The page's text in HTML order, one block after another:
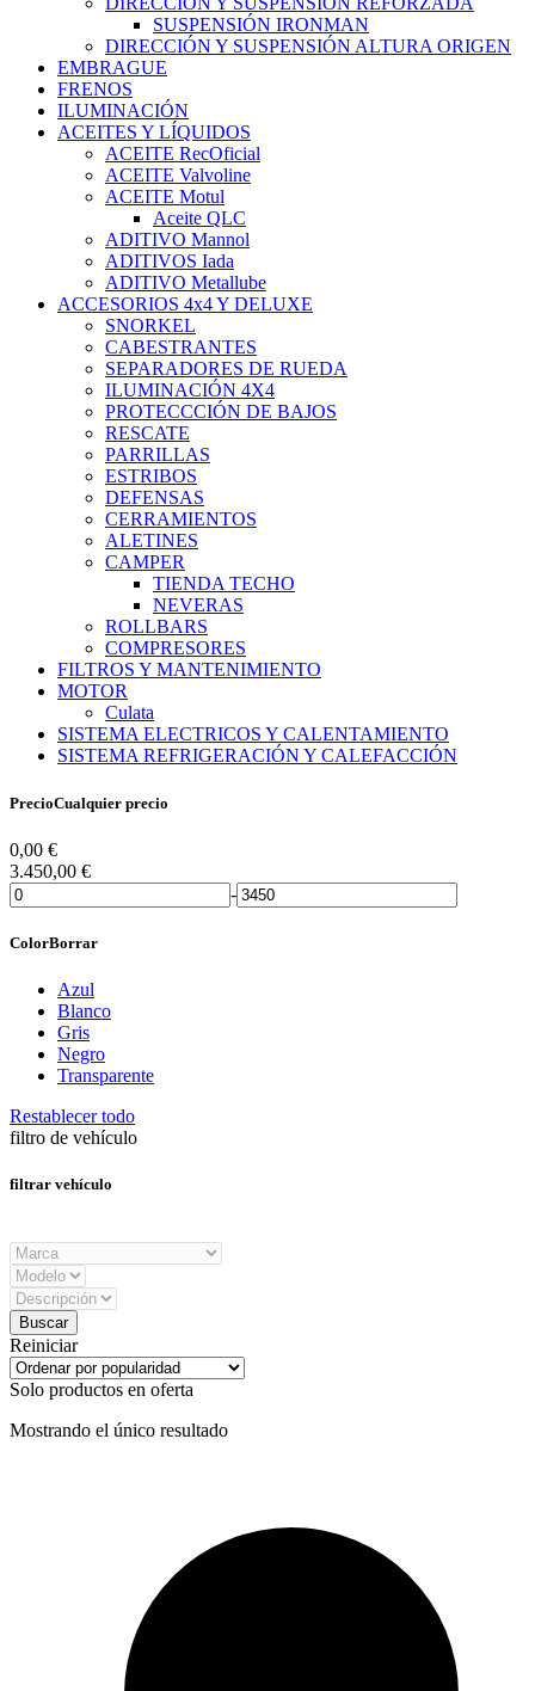
SUSPENSIÓN IRONMAN
DIRECCIÓN Y SUSPENSIÓN ALTURA ORIGEN
EMBRAGUE
FRENOS
ILUMINACIÓN
ACEITES Y LÍQUIDOS
ACEITE RecOficial
ACEITE Valvoline
ACEITE Motul
Aceite QLC
ADITIVO Mannol
ADITIVOS Iada
ADITIVO Metallube
ACCESORIOS 4x4 Y DELUXE
SNORKEL
CABESTRANTES
SEPARADORES DE RUEDA
ILUMINACIÓN 4X4
PROTECCCIÓN DE BAJOS
RESCATE
PARRILLAS
ESTRIBOS
DEFENSAS
CERRAMIENTOS
ALETINES
CAMPER
TIENDA TECHO
NEVERAS
ROLLBARS
COMPRESORES
FILTROS Y MANTENIMIENTO
MOTOR
Culata
SISTEMA ELECTRICOS Y CALENTAMIENTO
SISTEMA REFRIGERACIÓN Y CALEFACCIÓN
PrecioCualquier precio
0,00 €
3.450,00 €
-
ColorBorrar
Azul
Blanco
Gris
Negro
Transparente
Restablecer todo
filtro de vehículo
filtrar vehículo
Reiniciar
Solo productos en oferta
Mostrando el único resultado